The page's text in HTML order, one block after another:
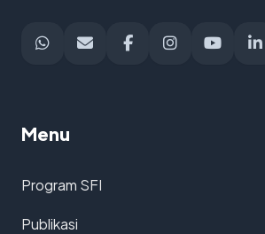
Menu
Program SFI
Publikasi